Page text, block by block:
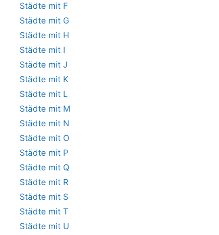
Städte mit F
Städte mit G
Städte mit H
Städte mit I
Städte mit J
Städte mit K
Städte mit L
Städte mit M
Städte mit N
Städte mit O
Städte mit P
Städte mit Q
Städte mit R
Städte mit S
Städte mit T
Städte mit U